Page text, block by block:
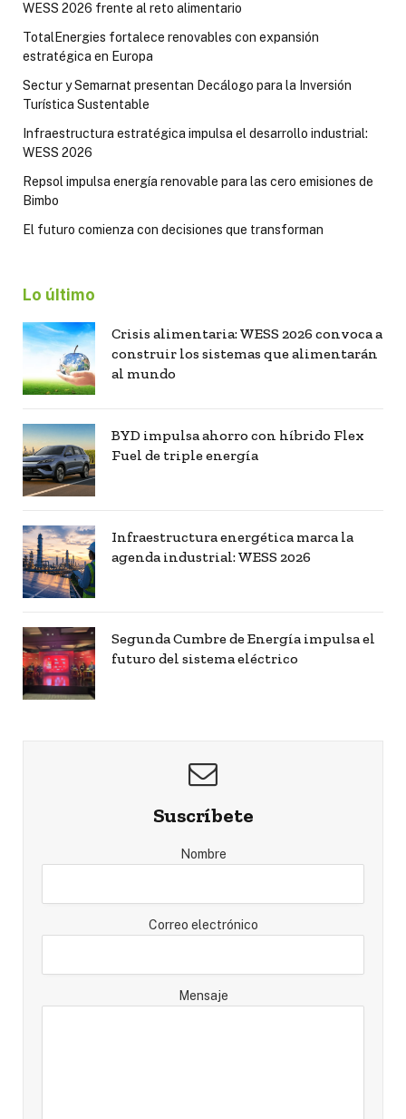
WESS 2026 frente al reto alimentario
TotalEnergies fortalece renovables con expansión
estratégica en Europa
Sectur y Semarnat presentan Decálogo para la Inversión
Turística Sustentable
Infraestructura estratégica impulsa el desarrollo industrial:
WESS 2026
Repsol impulsa energía renovable para las cero emisiones de
Bimbo
El futuro comienza con decisiones que transforman
Lo último
Crisis alimentaria: WESS 2026 convoca a
construir los sistemas que alimentarán
al mundo
BYD impulsa ahorro con híbrido Flex
Fuel de triple energía
Infraestructura energética marca la
agenda industrial: WESS 2026
Segunda Cumbre de Energía impulsa el
futuro del sistema eléctrico
Suscríbete
Nombre
Correo electrónico
Mensaje